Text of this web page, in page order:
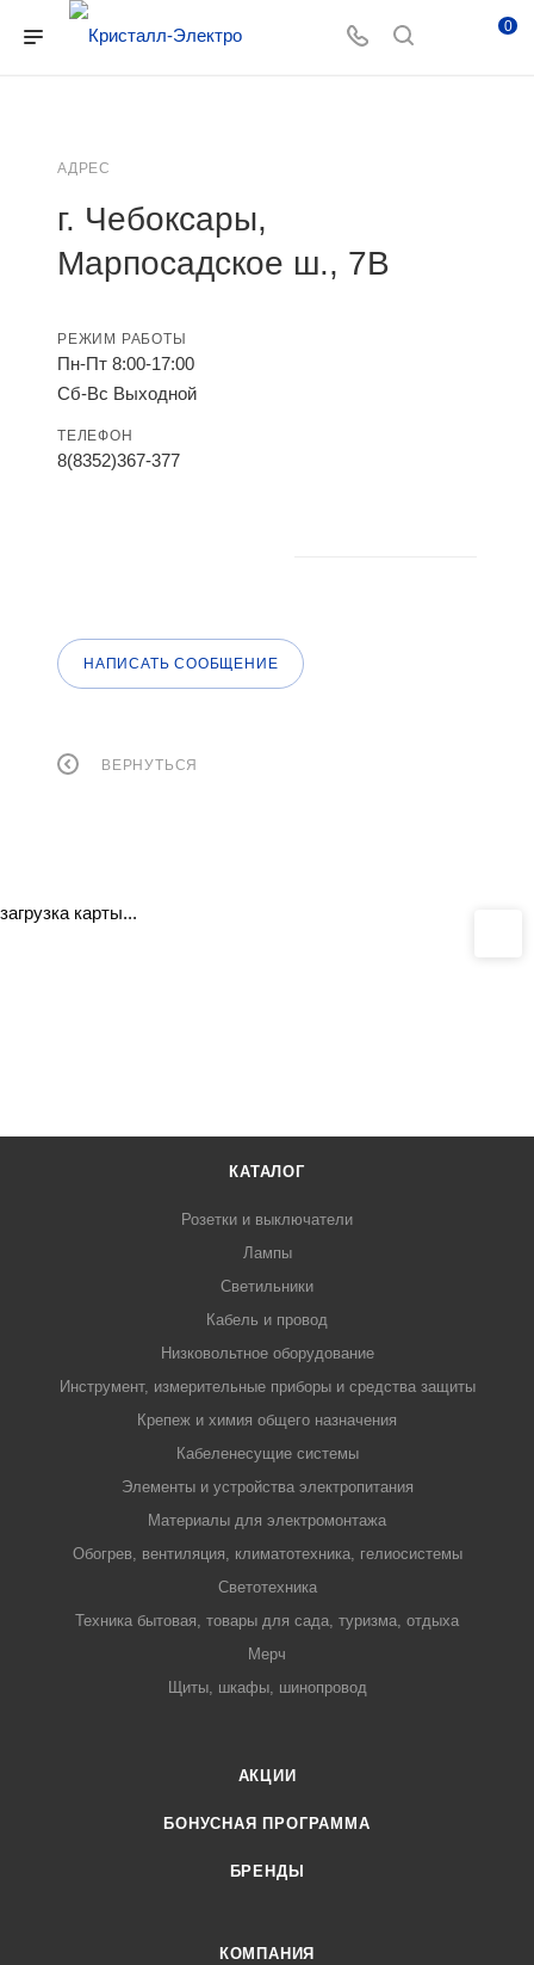
0
АДРЕС
г. Чебоксары,
Марпосадское ш., 7В
РЕЖИМ РАБОТЫ
Пн-Пт 8:00-17:00
Сб-Вс Выходной
ТЕЛЕФОН
8(8352)367-377
НАПИСАТЬ СООБЩЕНИЕ
ВЕРНУТЬСЯ
загрузка карты...
КАТАЛОГ
Розетки и выключатели
Лампы
Светильники
Кабель и провод
Низковольтное оборудование
Инструмент, измерительные приборы и средства защиты
Крепеж и химия общего назначения
Кабеленесущие системы
Элементы и устройства электропитания
Материалы для электромонтажа
Обогрев, вентиляция, климатотехника, гелиосистемы
Светотехника
Техника бытовая, товары для сада, туризма, отдыха
Мерч
Щиты, шкафы, шинопровод
АКЦИИ
БОНУСНАЯ ПРОГРАММА
БРЕНДЫ
КОМПАНИЯ